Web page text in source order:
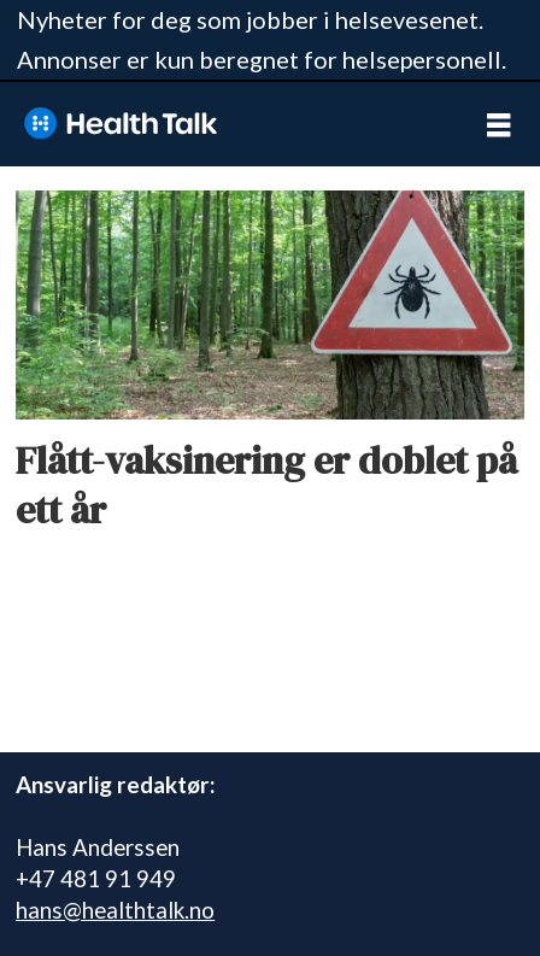
Nyheter for deg som jobber i helsevesenet.
Annonser er kun beregnet for helsepersonell.
Tag:
skogflåttencefalitt
Flått-vaksinering er doblet på
ett år
Ansvarlig redaktør:
Hans Anderssen
+47 481 91 949
hans@healthtalk.no